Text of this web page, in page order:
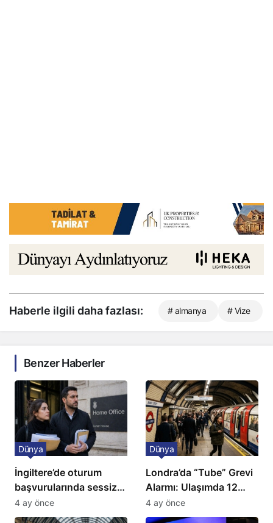
Haberle ilgili daha fazlası: # almanya # Vize
Benzer Haberler
İngiltere’de oturum
başvurularında sessiz
kriz: Büyükelçilikten
açıklama!
Dünya
4 ay önce
Londra’da “Tube” Grevi
Alarmı: Ulaşımda 12
Günlük Kaos Kapıda
Dünya
4 ay önce